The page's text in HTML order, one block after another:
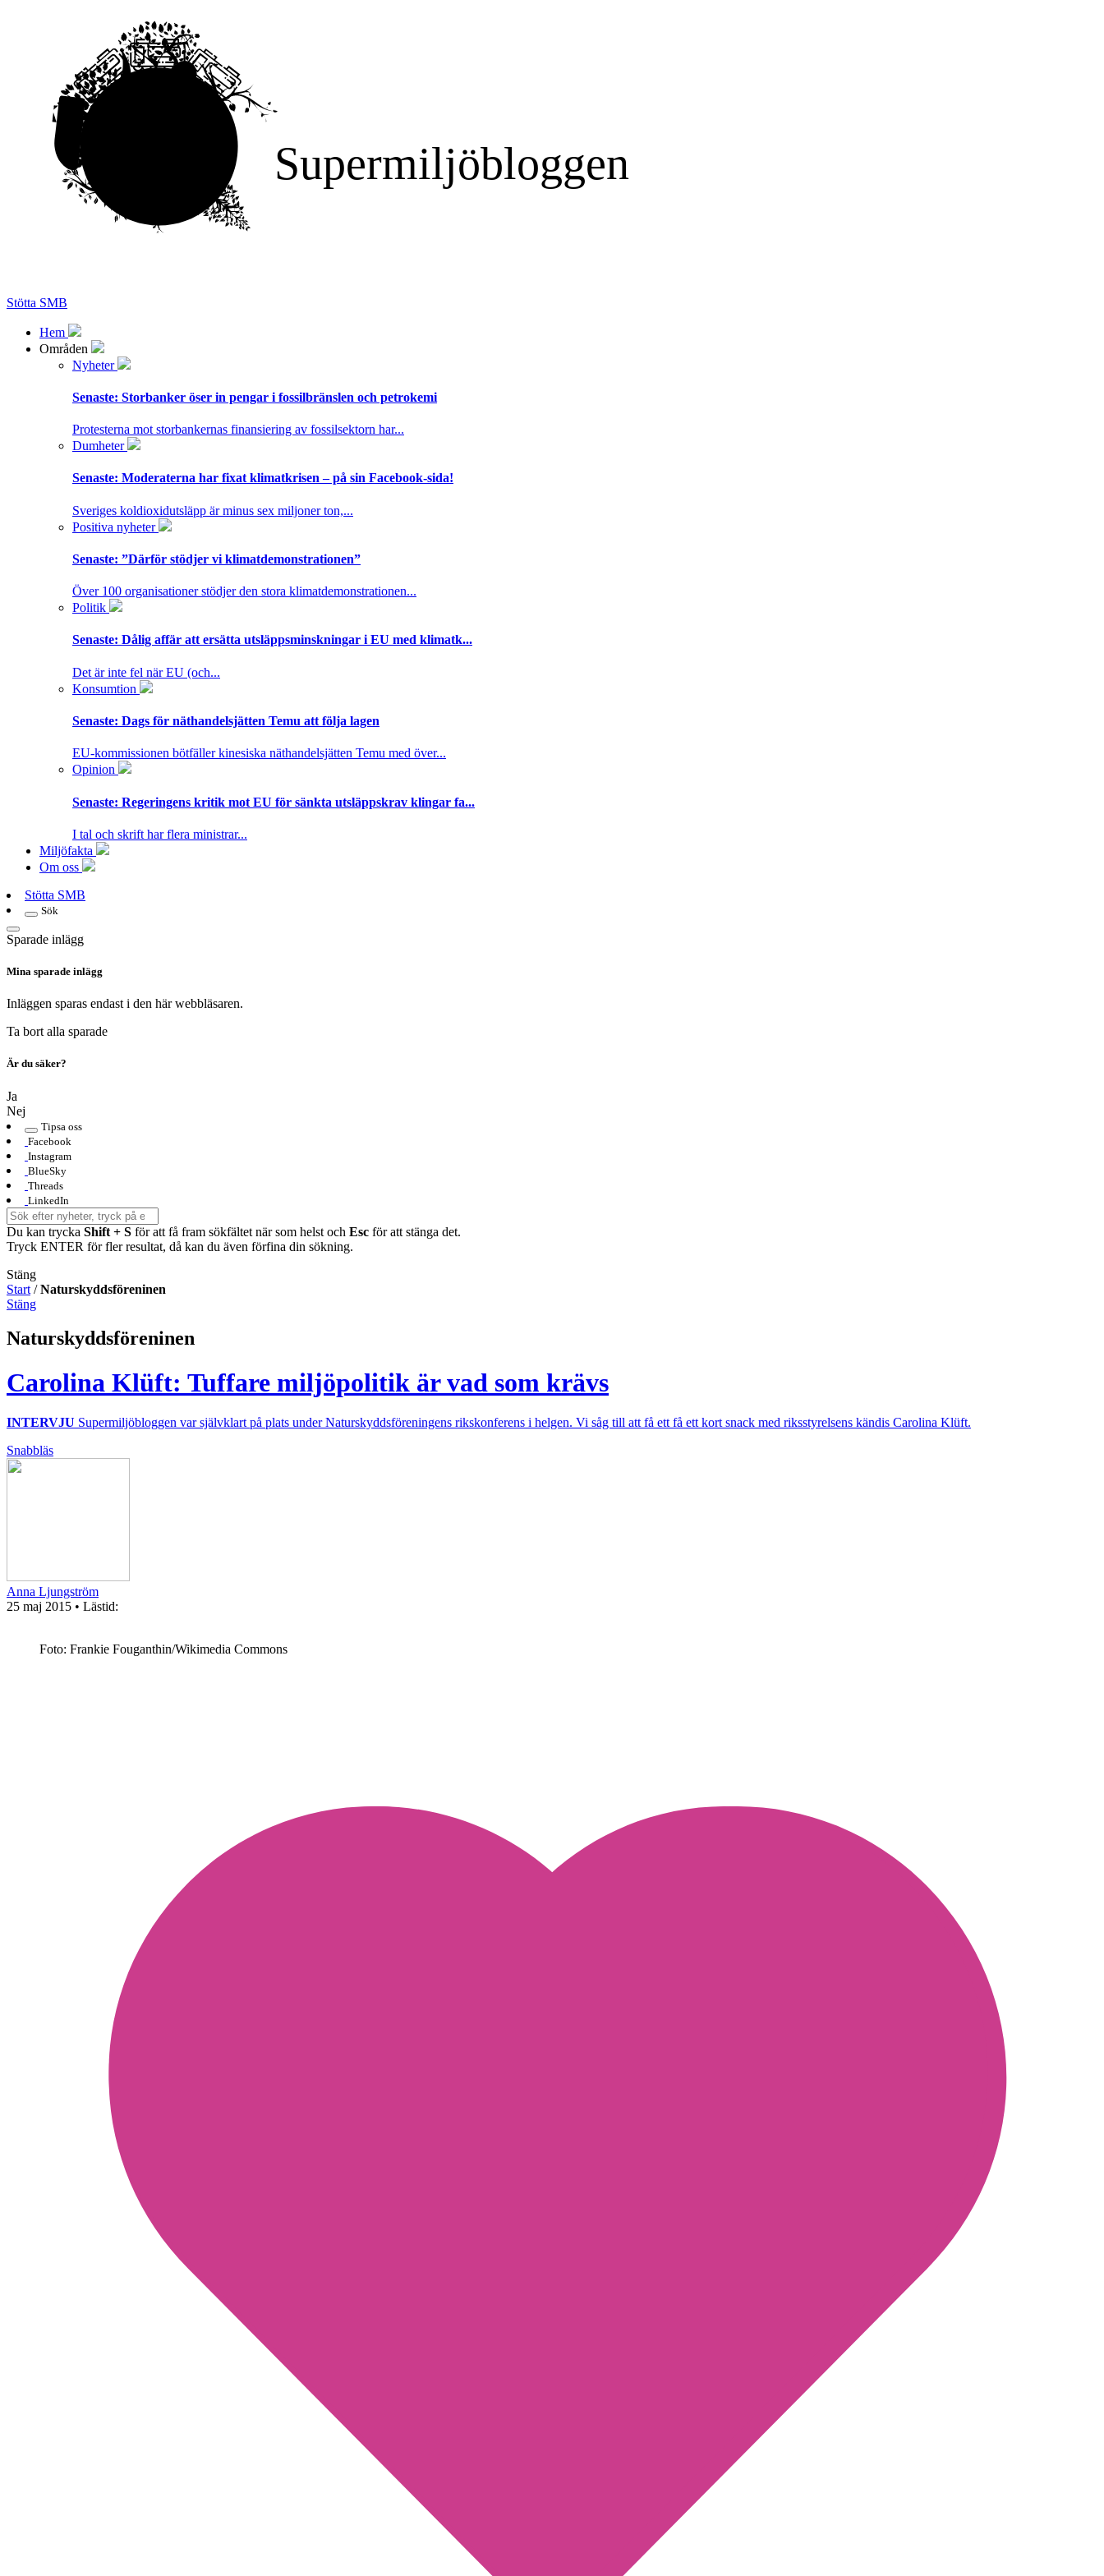
Supermiljöbloggen
Stötta SMB
Hem
Områden
Nyheter
Senaste: Storbanker öser in pengar i fossilbränslen och petrokemi
Protesterna mot storbankernas finansiering av fossilsektorn har...
Dumheter
Senaste: Moderaterna har fixat klimatkrisen – på sin Facebook-sida!
Sveriges koldioxidutsläpp är minus sex miljoner ton,...
Positiva nyheter
Senaste: ”Därför stödjer vi klimatdemonstrationen”
Över 100 organisationer stödjer den stora klimatdemonstrationen...
Politik
Senaste: Dålig affär att ersätta utsläppsminskningar i EU med klimatk...
Det är inte fel när EU (och...
Konsumtion
Senaste: Dags för näthandelsjätten Temu att följa lagen
EU-kommissionen bötfäller kinesiska näthandelsjätten Temu med över...
Opinion
Senaste: Regeringens kritik mot EU för sänkta utsläppskrav klingar fa...
I tal och skrift har flera ministrar...
Miljöfakta
Om oss
Stötta SMB
Sök
Sparade inlägg
Mina sparade inlägg
Inläggen sparas endast i den här webbläsaren.
Ta bort alla sparade
Är du säker?
Ja
Nej
Tipsa oss
Facebook
Instagram
BlueSky
Threads
LinkedIn
Du kan trycka Shift + S för att få fram sökfältet när som helst och Esc för att stänga det.
Tryck ENTER för fler resultat, då kan du även förfina din sökning.
Stäng
Start /Naturskyddsföreninen
Stäng
Naturskyddsföreninen
Carolina Klüft: Tuffare miljöpolitik är vad som krävs
INTERVJU Supermiljöbloggen var självklart på plats under Naturskyddsföreningens rikskonferens i helgen. Vi såg till att få ett få ett kort snack med riksstyrelsens kändis Carolina Klüft.
Snabbläs
Anna Ljungström
25 maj 2015 • Lästid:
Foto: Frankie Fouganthin/Wikimedia Commons